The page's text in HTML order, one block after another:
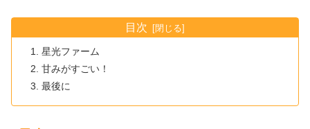
目次
星光ファーム
甘みがすごい！
最後に